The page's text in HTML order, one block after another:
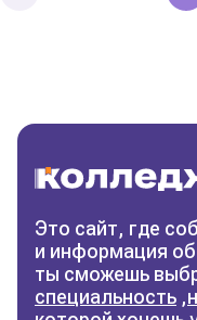
колледж
Это сайт, где
и информация об
ты сможешь
специальность ,